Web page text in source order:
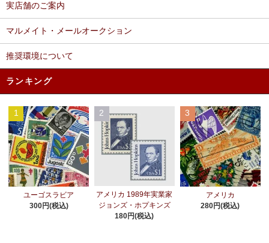
実店舗のご案内
マルメイト・メールオークション
推奨環境について
ランキング
1
ユーゴスラビア
300円(税込)
2
アメリカ 1989年実業家
ジョンズ・ホプキンズ
180円(税込)
3
アメリカ
280円(税込)